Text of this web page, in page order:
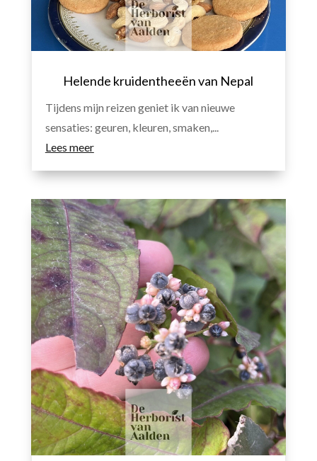
Helende kruidentheeën van Nepal
Tijdens mijn reizen geniet ik van nieuwe
sensaties: geuren, kleuren, smaken,...
Lees meer